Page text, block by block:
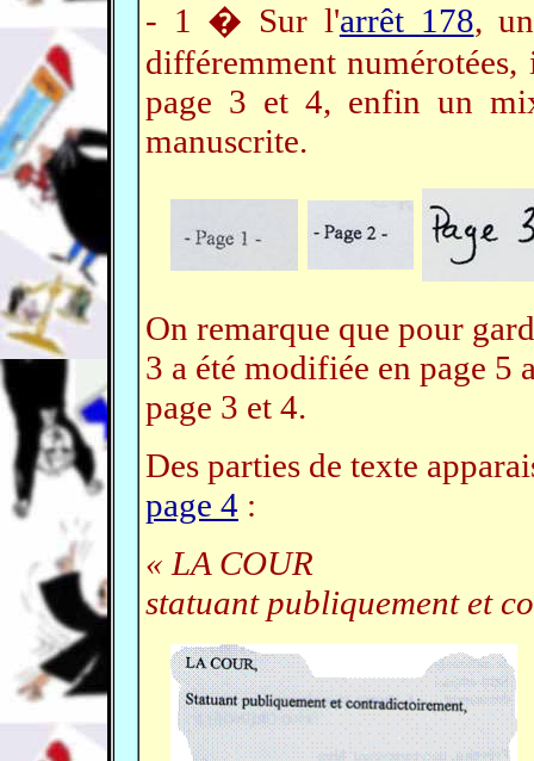
- 1 � Sur l'arrêt 178,
différemment
page 3 et 4, enfin un
manuscrite.
On remarque que pour
3 a été modifiée en page 5
page 3 et 4.
Des parties de texte
page 4 :
« LA COUR
statuant publiquement et